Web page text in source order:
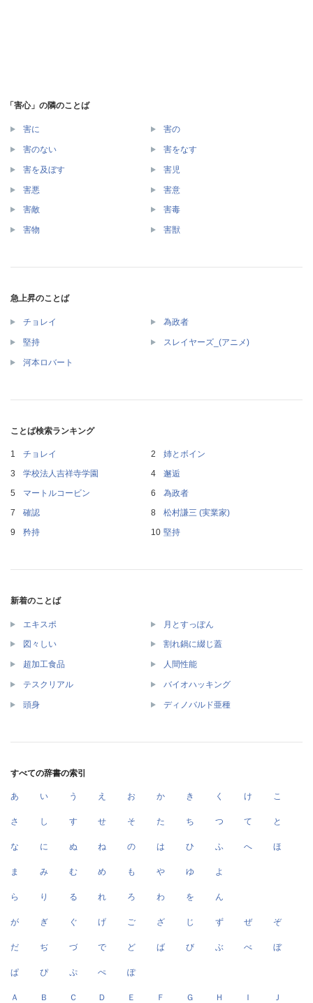
「害心」の隣のことば
害に 害の
害のない 害をなす
害を及ぼす 害児
害悪 害意
害敵 害毒
害物 害獣
急上昇のことば
チョレイ 為政者
堅持 スレイヤーズ_(アニメ)
河本ロバート
ことば検索ランキング
チョレイ
姉とボイン
学校法人吉祥寺学園
邂逅
マートルコービン
為政者
確認
松村謙三 (実業家)
矜持
堅持
新着のことば
エキスポ 月とすっぽん
図々しい 割れ鍋に綴じ蓋
超加工食品 人間性能
テスクリアル バイオハッキング
頭身 ディノバルド亜種
すべての辞書の索引
あ い う え お か き く け こ
さ し す せ そ た ち つ て と
な に ぬ ね の は ひ ふ へ ほ
ま み む め も や ゆ よ
ら り る れ ろ わ を ん
が ぎ ぐ げ ご ざ じ ず ぜ ぞ
だ ぢ づ で ど ば び ぶ べ ぼ
ぱ ぴ ぷ ぺ ぽ
Ａ Ｂ Ｃ Ｄ Ｅ Ｆ Ｇ Ｈ Ｉ Ｊ